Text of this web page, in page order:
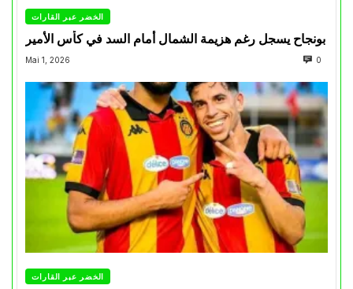
الخضر عبر القارات
بونجاح يسجل رغم هزيمة الشمال أمام السد في كأس الأمير
Mai 1, 2026 0
الخضر عبر القارات